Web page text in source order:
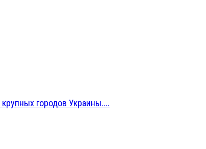
городов Украины....